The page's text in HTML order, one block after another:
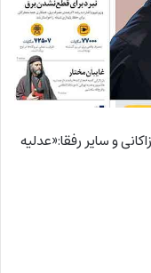
و سایر رفقا:«عدلیه